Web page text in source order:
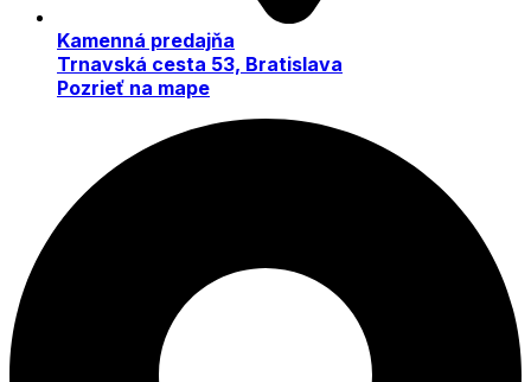
Kamenná predajňa
Trnavská cesta 53, Bratislava
Pozrieť na mape